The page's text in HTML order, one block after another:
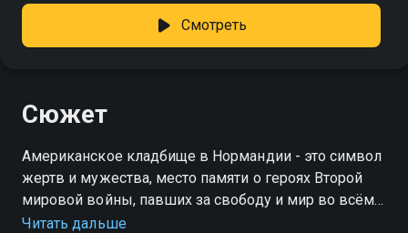
Смотреть
Сюжет
Американское кладбище в Нормандии - это символ
жертв и мужества, место памяти о героях Второй
мировой войны, павших за свободу и мир во всём
мире
Читать дальше